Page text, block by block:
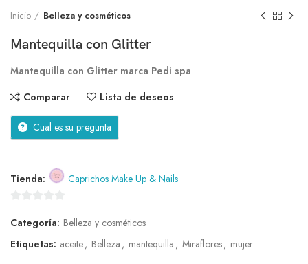
Inicio Belleza y cosméticos
Mantequilla con Glitter
Mantequilla con Glitter marca Pedi spa
Comparar
Lista de deseos
Cual es su pregunta
Tienda: Caprichos Make Up & Nails
de
5
Categoría: Belleza y cosméticos
Etiquetas: aceite, Belleza , mantequilla , Miraflores, mujer